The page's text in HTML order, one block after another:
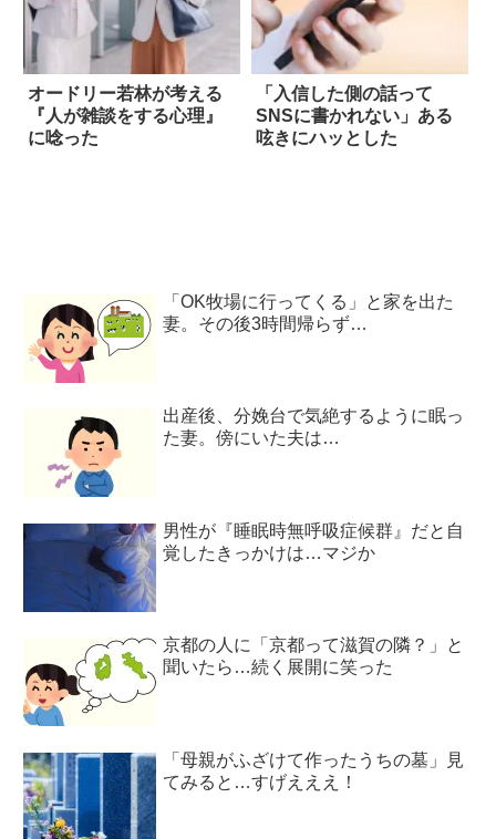
オードリー若林が考える
『人が雑談をする心理』
に唸った
「入信した側の話って
SNSに書かれない」ある
呟きにハッとした
「OK牧場に行ってくる」と家を出た
妻。その後3時間帰らず…
出産後、分娩台で気絶するように眠っ
た妻。傍にいた夫は…
男性が『睡眠時無呼吸症候群』だと自
覚したきっかけは…マジか
京都の人に「京都って滋賀の隣？」と
聞いたら…続く展開に笑った
「母親がふざけて作ったうちの墓」見
てみると…すげえええ！